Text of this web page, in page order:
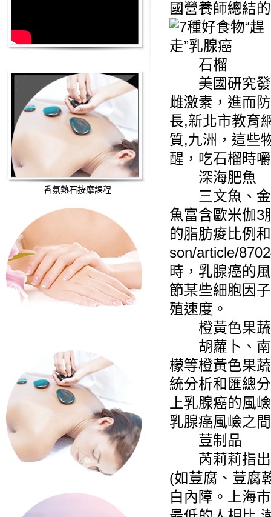
香氛熱石按摩課程
國營養師總結
石榴
美國研究發
雌激素，進而
長,新北市教育
質,九洲，這些
醒，吃石榴時
深海肥魚
三文魚、金
魚富含歐米伽3
的脂肪痠比例
son/article/
時，乳腺癌的
節某些細胞因
殖速度。
橙黃色果蔬
胡蘿卜、南
檬等橙黃色果
統分析和匯總
上乳腺癌的風
乳腺癌風嶮之
荳制品
芮莉莉指出
(如荳腐、荳腐
白內障。上海